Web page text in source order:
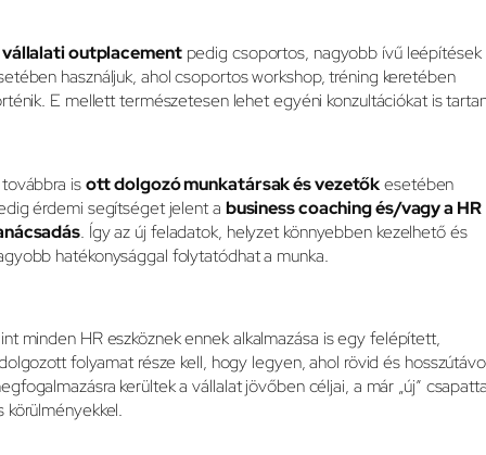
vállalati outplacementpedig csoportos, nagyobb ívű leépítések
használjuk, ahol csoportos workshop, tréning keretében
E mellett természetesen lehet egyéni konzultációkat is
isott dolgozó munkatársak és vezetőkesetében
érdemi segítséget jelent a business coaching és/vagy a HR
. Így az új feladatok, helyzet könnyebben kezelhető és
hatékonysággal folytatódhat a munka.
minden HR eszköznek ennek alkalmazása is egy felépített,
folyamat része kell, hogy legyen, ahol rövid és
kerültek a vállalat jövőben céljai, a már „új”
körülményekkel.